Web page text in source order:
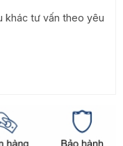
khác tư vấn theo yêu